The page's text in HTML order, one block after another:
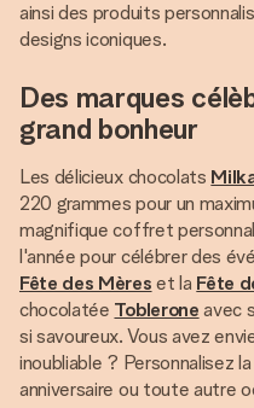
ainsi des produits
designs iconiques.
Des marques
grand bonheur
Les délicieux chocolats
220 grammes pour un
magnifique coffret
l'année pour célébrer des
Fête des Mères et la Fête
chocolatée Toblerone avec
si savoureux. Vous avez
inoubliable ? Personnalisez
anniversaire ou toute autre